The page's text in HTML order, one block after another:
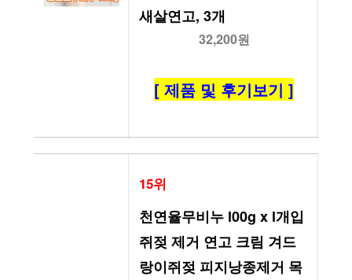
새살연고, 3개
32,200원
[ 제품 및 후기보기 ]
15위
천연율무비누 l00g x l개입
쥐젖 제거 연고 크림 겨드
랑이쥐젖 피지낭종제거 목